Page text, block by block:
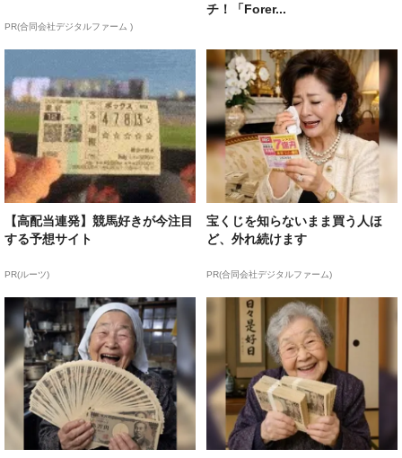
PR(合同会社デジタルファーム )
チ！「Forer...
【高配当連発】競馬好きが今注目
する予想サイト
PR(ルーツ)
宝くじを知らないまま買う人ほ
ど、外れ続けます
PR(合同会社デジタルファーム)